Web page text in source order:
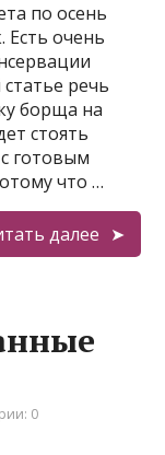
по осень
Есть очень
речь
борща на
стоять
готовым
что …
далее
0